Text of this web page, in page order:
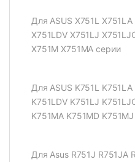
Для ASUS X751L
X751LDV X751LJ
X751M X751MA серии
Для ASUS K751L
K751LDV K751LJ
K751MA K751MD
Для Asus R751J R751JA